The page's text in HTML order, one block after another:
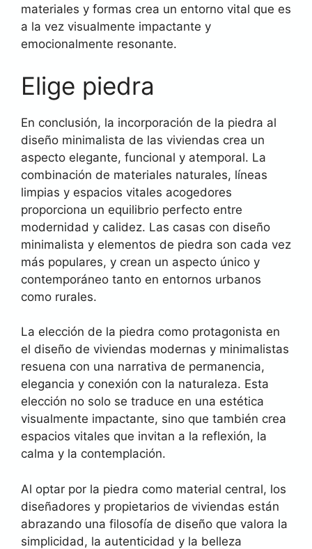
materiales y formas crea un entorno vital que es
a la vez visualmente impactante y
emocionalmente resonante.
Elige piedra
En conclusión, la incorporación de la piedra al
diseño minimalista de las viviendas crea un
aspecto elegante, funcional y atemporal. La
combinación de materiales naturales, líneas
limpias y espacios vitales acogedores
proporciona un equilibrio perfecto entre
modernidad y calidez. Las casas con diseño
minimalista y elementos de piedra son cada vez
más populares, y crean un aspecto único y
contemporáneo tanto en entornos urbanos
como rurales.
La elección de la piedra como protagonista en
el diseño de viviendas modernas y minimalistas
resuena con una narrativa de permanencia,
elegancia y conexión con la naturaleza. Esta
elección no solo se traduce en una estética
visualmente impactante, sino que también crea
espacios vitales que invitan a la reflexión, la
calma y la contemplación.
Al optar por la piedra como material central, los
diseñadores y propietarios de viviendas están
abrazando una filosofía de diseño que valora la
simplicidad, la autenticidad y la belleza